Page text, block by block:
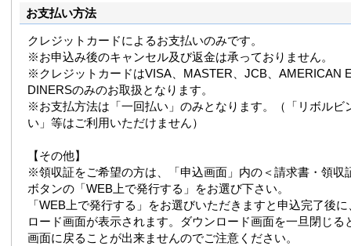
お支払い方法
クレジットカードによるお支払いのみです。
※お申込み後のキャンセル及び返金は承っておりません。
※クレジットカードはVISA、MASTER、JCB、AMERICAN
DINERSのみのお取扱となります。
※お支払方法は「一回払い」のみとなります。（「リボルビ
い」等はご利用いただけません）
【その他】
※領収証をご希望の方は、「申込画面」内の＜請求書・領収
ボタンの「WEB上で発行する」をお選び下さい。
「WEB上で発行する」をお選びいただきますと申込完了後
ロード画面が表示されます。ダウンロード画面を一旦閉じる
画面に戻ることが出来ませんのでご注意ください。